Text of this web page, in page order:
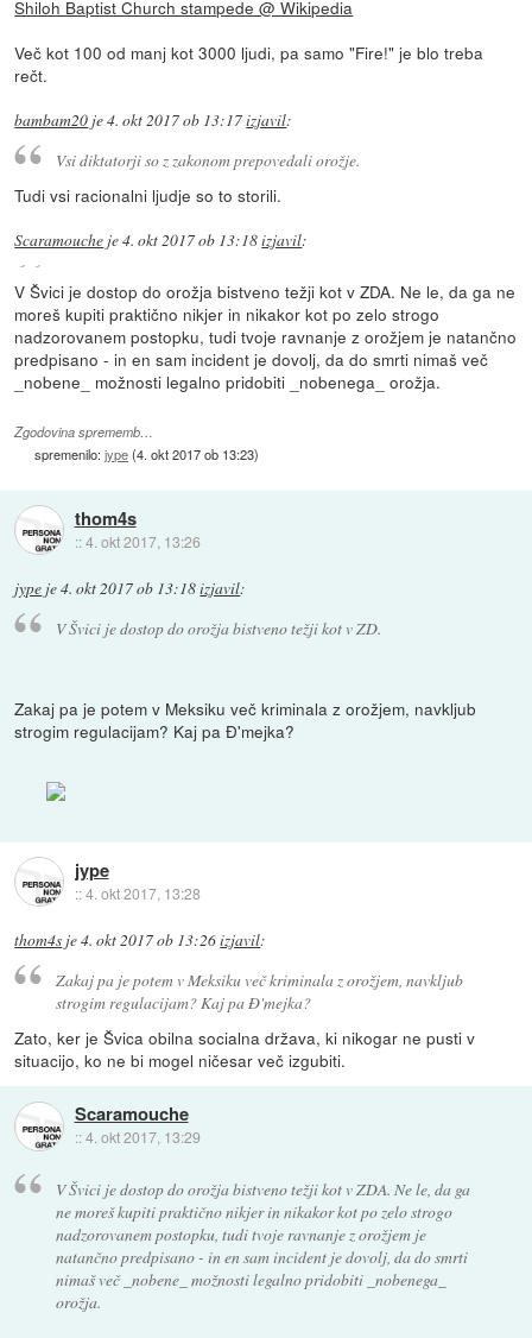
Shiloh Baptist Church stampede @ Wikipedia
Več kot 100 od manj kot 3000 ljudi, pa samo "Fire!" je blo treba
rečt.
bambam20 je4. okt 2017 ob 13:17izjavil:
Vsi diktatorji so z zakonom prepovedali orožje.
Tudi vsi racionalni ljudje so to storili.
Scaramouche je4. okt 2017 ob 13:18izjavil:
V Švici je dostop do orožja bistveno težji kot v ZDA. Ne le, da ga ne
moreš kupiti praktično nikjer in nikakor kot po zelo strogo
nadzorovanem postopku, tudi tvoje ravnanje z orožjem je natančno
predpisano - in en sam incident je dovolj, da do smrti nimaš več
_nobene_ možnosti legalno pridobiti _nobenega_ orožja.
Zgodovina sprememb…
spremenilo:jype(4. okt 2017 ob 13:23)
thom4s
::4. okt 2017, 13:26
jype je4. okt 2017 ob 13:18izjavil:
V Švici je dostop do orožja bistveno težji kot v ZD.
Zakaj pa je potem v Meksiku več kriminala z orožjem, navkljub
strogim regulacijam? Kaj pa Đ'mejka?
jype
::4. okt 2017, 13:28
thom4s je4. okt 2017 ob 13:26izjavil:
Zakaj pa je potem v Meksiku več kriminala z orožjem, navkljub
strogim regulacijam? Kaj pa Đ'mejka?
Zato, ker je Švica obilna socialna država, ki nikogar ne pusti v
situacijo, ko ne bi mogel ničesar več izgubiti.
Scaramouche
::4. okt 2017, 13:29
V Švici je dostop do orožja bistveno težji kot v ZDA. Ne le, da ga
ne moreš kupiti praktično nikjer in nikakor kot po zelo strogo
nadzorovanem postopku, tudi tvoje ravnanje z orožjem je
natančno predpisano - in en sam incident je dovolj, da do smrti
nimaš več _nobene_ možnosti legalno pridobiti _nobenega_
orožja.